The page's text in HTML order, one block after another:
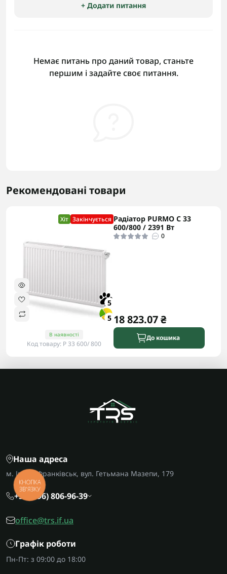
+ Додати питання
Немає питань про даний товар, станьте
першим і задайте своє питання.
Рекомендовані товари
Хіт Закінчується
5
5
В наявності
Код товару: P 33 600/ 800
Радіатор PURMO С 33
600/800 / 2391 Вт
0
18 823.07 ₴
До кошика
Наша адреса
м. Івано-Франківськ, вул. Гетьмана Мазепи, 179
+38 (096) 806-96-39
office@trs.if.ua
Графік роботи
Пн-Пт: з 09:00 до 18:00
КНОПКА
ЗВ'ЯЗКУ